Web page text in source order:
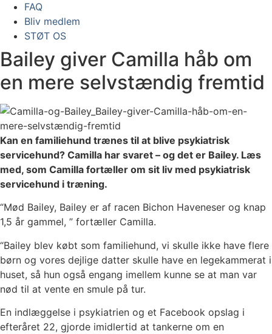
FAQ
Bliv medlem
STØT OS
Bailey giver Camilla håb om
en mere selvstændig fremtid
Kan en familiehund trænes til at blive psykiatrisk
servicehund? Camilla har svaret – og det er Bailey. Læs
med, som Camilla fortæller om sit liv med psykiatrisk
servicehund i træning.
“Mød Bailey, Bailey er af racen Bichon Haveneser og knap
1,5 år gammel, ” fortæller Camilla.
“Bailey blev købt som familiehund, vi skulle ikke have flere
børn og vores dejlige datter skulle have en legekammerat i
huset, så hun også engang imellem kunne se at man var
nød til at vente en smule på tur.
En indlæggelse i psykiatrien og et Facebook opslag i
efteråret 22, gjorde imidlertid at tankerne om en